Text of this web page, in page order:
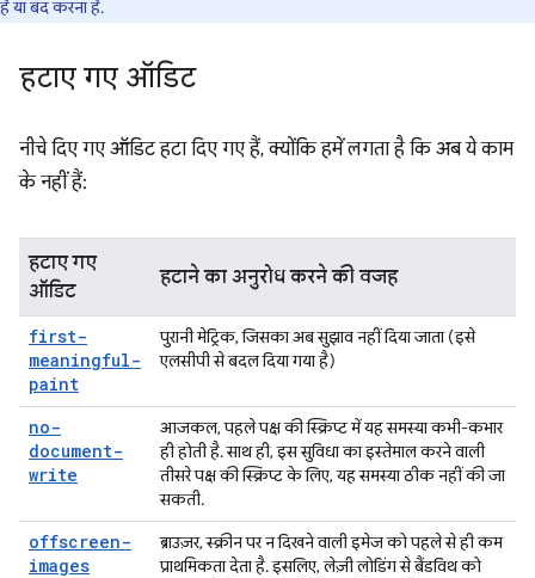
है या बंद करना है.
हटाए गए ऑडिट
नीचे दिए गए ऑडिट हटा दिए गए हैं, क्योंकि हमें लगता है कि अब ये काम
के नहीं हैं:
हटाए गए
ऑडिट
हटाने का अनुरोध करने की वजह
first-
meaningful-
paint
पुरानी मेट्रिक, जिसका अब सुझाव नहीं दिया जाता (इसे
एलसीपी से बदल दिया गया है)
no-
document-
write
आजकल, पहले पक्ष की स्क्रिप्ट में यह समस्या कभी-कभार
ही होती है. साथ ही, इस सुविधा का इस्तेमाल करने वाली
तीसरे पक्ष की स्क्रिप्ट के लिए, यह समस्या ठीक नहीं की जा
सकती.
offscreen-
images
ब्राउज़र, स्क्रीन पर न दिखने वाली इमेज को पहले से ही कम
प्राथमिकता देता है. इसलिए, लेज़ी लोडिंग से बैंडविथ को